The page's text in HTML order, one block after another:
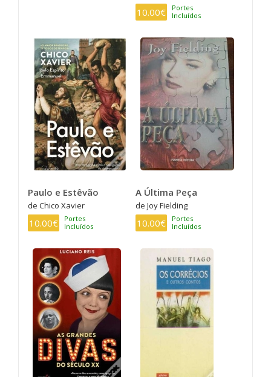
10.00€
Portes
Incluídos
Paulo e Estêvão
de Chico Xavier
10.00€
Portes
Incluídos
A Última Peça
de Joy Fielding
10.00€
Portes
Incluídos